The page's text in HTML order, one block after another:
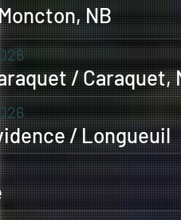
NB
/ Caraquet,
/ Longueuil